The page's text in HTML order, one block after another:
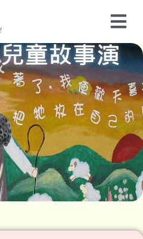
童故事演